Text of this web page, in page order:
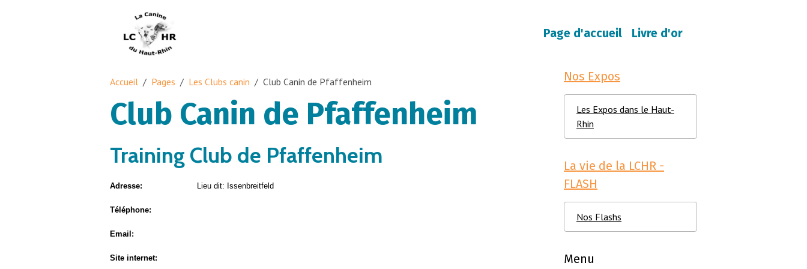
Page d'accueil Livre d'or
Accueil Pages Les Clubs canin Club Canin de Pfaffenheim
Club Canin de Pfaffenheim
Training Club de Pfaffenheim
Adresse:
Téléphone:
Email:
Site internet:
Lieu dit: Issenbreitfeld
Nos Expos
Les Expos dans le Haut-
Rhin
La vie de la LCHR -
FLASH
Nos Flashs
Menu